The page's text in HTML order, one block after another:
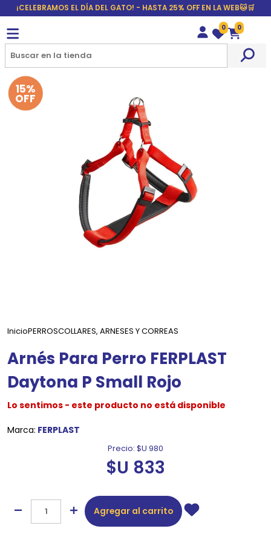
¡CELEBRAMOS EL DÍA DEL GATO! - HASTA 25% OFF EN LA WEB🐱🛒
Wishlist
0
Carrito
0
15%
OFF
InicioPERROSCOLLARES, ARNESES Y CORREAS
Arnés Para Perro FERPLAST
Daytona P Small Rojo
Lo sentimos - este producto no está disponible
Marca: FERPLAST
Precio: $U 980
$U 833
Agregar al carrito